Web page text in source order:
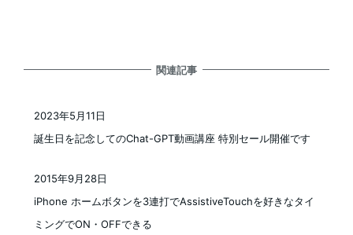
関連記事
誕生日を記念してのChat-GPT動画講座 特別セール開催です
2023年5月11日
iPhone ホームボタンを3連打でAssistiveTouchを好きなタイ
ミングでON・OFFできる
2015年9月28日